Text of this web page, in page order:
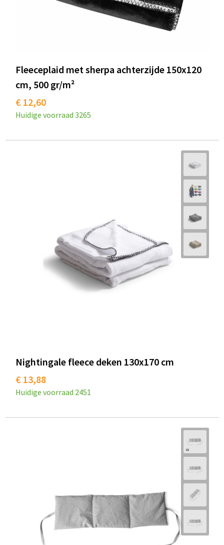
Fleeceplaid met sherpa achterzijde 150x120
cm, 500 gr/m²
€ 12,60
Huidige voorraad 3265
Nightingale fleece deken 130x170 cm
€ 13,88
Huidige voorraad 2451